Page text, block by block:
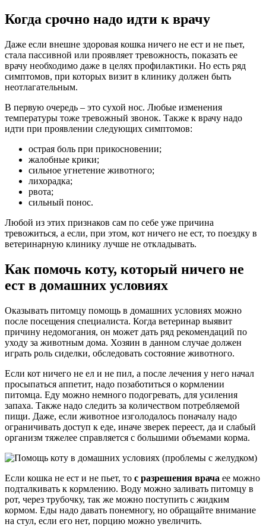
Когда срочно надо идти к врачу
Даже если внешне здоровая кошка ничего не ест и не пьет,
стала пассивной или проявляет тревожность, показать ее
врачу необходимо даже в целях профилактики. Но есть ряд
симптомов, при которых визит в клинику должен быть
неотлагательным.
В первую очередь – это сухой нос. Любые изменения
температуры тоже тревожный звонок. Также к врачу надо
идти при проявлении следующих симптомов:
острая боль при прикосновении;
жалобные крики;
сильное угнетение животного;
лихорадка;
рвота;
сильный понос.
Любой из этих признаков сам по себе уже причина
тревожиться, а если, при этом, кот ничего не ест, то поездку в
ветеринарную клинику лучше не откладывать.
Как помочь коту, который ничего не
ест в домашних условиях
Оказывать питомцу помощь в домашних условиях можно
после посещения специалиста. Когда ветеринар выявит
причину недомогания, он может дать ряд рекомендаций по
уходу за животным дома. Хозяин в данном случае должен
играть роль сиделки, обследовать состояние животного.
Если кот ничего не ел и не пил, а после лечения у него начал
просыпаться аппетит, надо позаботиться о кормлении
питомца. Еду можно немного подогревать, для усиления
запаха. Также надо следить за количеством потребляемой
пищи. Даже, если животное изголодалось поначалу надо
ограничивать доступ к еде, иначе зверек переест, да и слабый
организм тяжелее справляется с большими объемами корма.
Если кошка не ест и не пьет, то с разрешения врача ее можно
подталкивать к кормлению. Воду можно заливать питомцу в
рот, через трубочку, так же можно поступить с жидким
кормом. Еды надо давать понемногу, но обращайте внимание
на стул, если его нет, порцию можно увеличить.